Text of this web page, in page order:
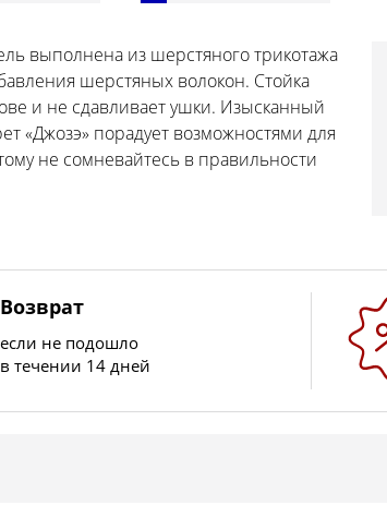
выполнена из шерстяного трикотажа
шерстяных волокон. Стойка
и не сдавливает ушки. Изысканный
«Джозэ» порадует возможностями для
не сомневайтесь в правильности
Возврат
если не подошло
в течении 14 дней